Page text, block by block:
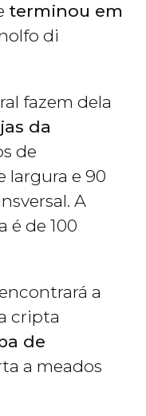
terminou em
di
fazem dela
da
de
largura e 90
A
é de 100
a
cripta
de
a meados